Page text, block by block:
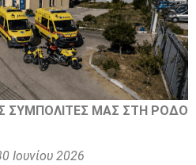
ΣΥΜΠΟΛΙΤΕΣ ΜΑΣ ΣΤΗ ΡΟΔΟ
Ιουνίου 2026